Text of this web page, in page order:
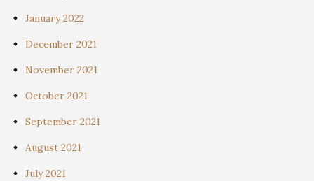
January 2022
December 2021
November 2021
October 2021
September 2021
August 2021
July 2021